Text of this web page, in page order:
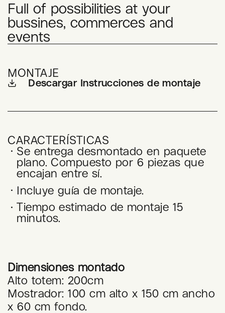
Full of possibilities at your
bussines, commerces and
events
MONTAJE
Descargar Instrucciones de montaje
CARACTERÍSTICAS
Se entrega desmontado en paquete
plano. Compuesto por 6 piezas que
encajan entre sí.
Incluye guía de montaje.
Tiempo estimado de montaje 15
minutos.
Dimensiones montado
Alto totem: 200cm
Mostrador: 100 cm alto x 150 cm ancho
x 60 cm fondo.